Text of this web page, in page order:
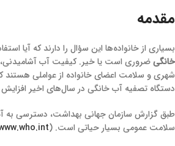
مقدمه
بسیاری از خانواده‌ها این سؤال را دارند که آیا
خانگیضروری است یا خیر. کیفیت آب آشامیدنی،
شهری و سلامت اعضای خانواده از عواملی
دستگاه تصفیه آب خانگی در سال‌های اخیر افزایش
طبق گزارش سازمان جهانی بهداشت، دسترسی به
سلامت عمومی بسیار حیاتی است. (